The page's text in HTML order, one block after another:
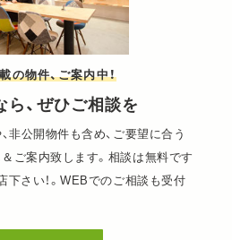
の物件、ご案内中！
ら、ぜひご相談を
非公開物件も含め、ご要望に合う
ご案内致します。相談は無料です
下さい！。WEBでのご相談も受付